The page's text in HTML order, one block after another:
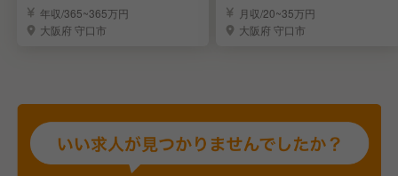
(調理・接客)
年収/365~365万円
大阪府 守口市
ッチンスタッフ☆
月収/20~35万円
大阪府 守口市